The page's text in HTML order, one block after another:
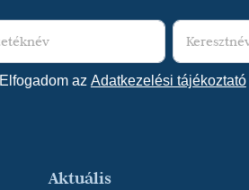
Elfogadom az Adatkezelési tájékoztató
Aktuális